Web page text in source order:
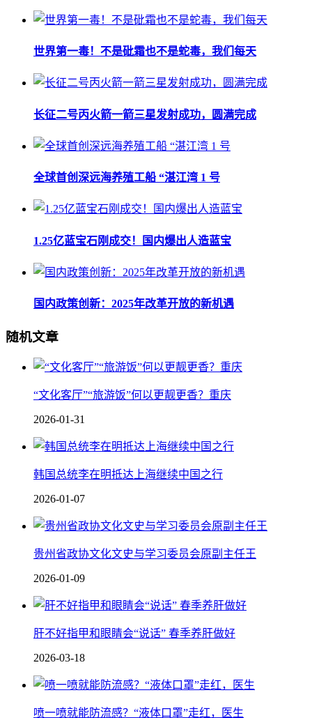
世界第一毒！不是砒霜也不是蛇毒，我们每天
长征二号丙火箭一箭三星发射成功，圆满完成
全球首创深远海养殖工船 “湛江湾 1 号
1.25亿蓝宝石刚成交！国内爆出人造蓝宝
国内政策创新：2025年改革开放的新机遇
随机文章
“文化客厅”“旅游饭”何以更靓更香？重庆
2026-01-31
韩国总统李在明抵达上海继续中国之行
2026-01-07
贵州省政协文化文史与学习委员会原副主任王
2026-01-09
肝不好指甲和眼睛会“说话” 春季养肝做好
2026-03-18
喷一喷就能防流感？“液体口罩”走红，医生